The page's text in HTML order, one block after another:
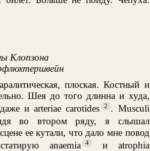
Клопзона
плоская. Костный и
Шея до того длинна и худа,
и arteriae carotides 2 . Musculi
во втором ряду, я слышал
ее кутали, что дало мне повод
anaemia
4 и atrophia